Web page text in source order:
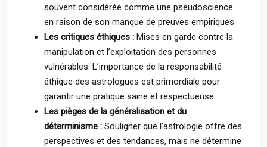
souvent considérée comme une pseudoscience
en raison de son manque de preuves empiriques.
Les critiques éthiques : Mises en garde contre la
manipulation et l’exploitation des personnes
vulnérables. L’importance de la responsabilité
éthique des astrologues est primordiale pour
garantir une pratique saine et respectueuse.
Les pièges de la généralisation et du
déterminisme : Souligner que l’astrologie offre des
perspectives et des tendances, mais ne détermine